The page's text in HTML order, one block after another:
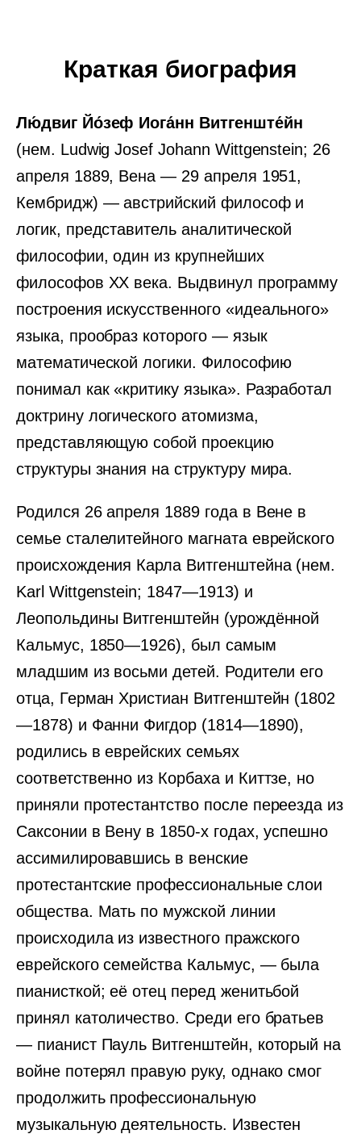
Краткая биография
Лю́двиг Йо́зеф Иога́нн Витгенште́йн
(нем. Ludwig Josef Johann Wittgenstein; 26
апреля 1889, Вена — 29 апреля 1951,
Кембридж) — австрийский философ и
логик, представитель аналитической
философии, один из крупнейших
философов XX века. Выдвинул программу
построения искусственного «идеального»
языка, прообраз которого — язык
математической логики. Философию
понимал как «критику языка». Разработал
доктрину логического атомизма,
представляющую собой проекцию
структуры знания на структуру мира.
Родился 26 апреля 1889 года в Вене в
семье сталелитейного магната еврейского
происхождения Карла Витгенштейна (нем.
Karl Wittgenstein; 1847—1913) и
Леопольдины Витгенштейн (урождённой
Кальмус, 1850—1926), был самым
младшим из восьми детей. Родители его
отца, Герман Христиан Витгенштейн (1802
—1878) и Фанни Фигдор (1814—1890),
родились в еврейских семьях
соответственно из Корбаха и Киттзе, но
приняли протестантство после переезда из
Саксонии в Вену в 1850-х годах, успешно
ассимилировавшись в венские
протестантские профессиональные слои
общества. Мать по мужской линии
происходила из известного пражского
еврейского семейства Кальмус, — была
пианисткой; её отец перед женитьбой
принял католичество. Среди его братьев
― пианист Пауль Витгенштейн, который на
войне потерял правую руку, однако смог
продолжить профессиональную
музыкальную деятельность. Известен